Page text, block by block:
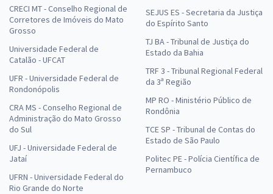
CRECI MT - Conselho Regional de
Corretores de Imóveis do Mato
Grosso
Universidade Federal de
Catalão - UFCAT
UFR - Universidade Federal de
Rondonópolis
CRA MS - Conselho Regional de
Administração do Mato Grosso
do Sul
UFJ - Universidade Federal de
Jataí
UFRN - Universidade Federal do
Rio Grande do Norte
SEJUS ES - Secretaria da Justiça
do Espírito Santo
TJ BA - Tribunal de Justiça do
Estado da Bahia
TRF 3 - Tribunal Regional Federal
da 3ª Região
MP RO - Ministério Público de
Rondônia
TCE SP - Tribunal de Contas do
Estado de São Paulo
Politec PE - Polícia Científica de
Pernambuco